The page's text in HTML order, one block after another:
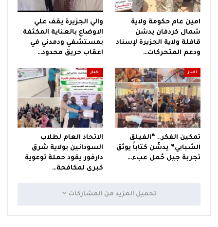
امين عام حكومة ولاية
شمال كردفان يدشن
قافلة ولاية الجزيرة لإسناد
ودعم المتحركات…
والي الجزيرة يقف علي
الاوضاع بالعناية المكثفة
بمستشفي ودمدني في
اعقاب حريق محدود…
اخبار
تمكين الفكر.. “الفيلق
الشبابي” يدشّن كتاباً يوثق
تجربة جيل حُمل عبء…
اخبار
الاتحاد العام لطلاب
السودانين بولاية شرق
دارفور يقود حملة توعوية
كبرى لمكافحة…
تحميل المزيد من المشاركات